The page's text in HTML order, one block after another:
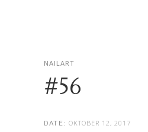
NAILART
#56
DATE: OKTOBER 12, 2017